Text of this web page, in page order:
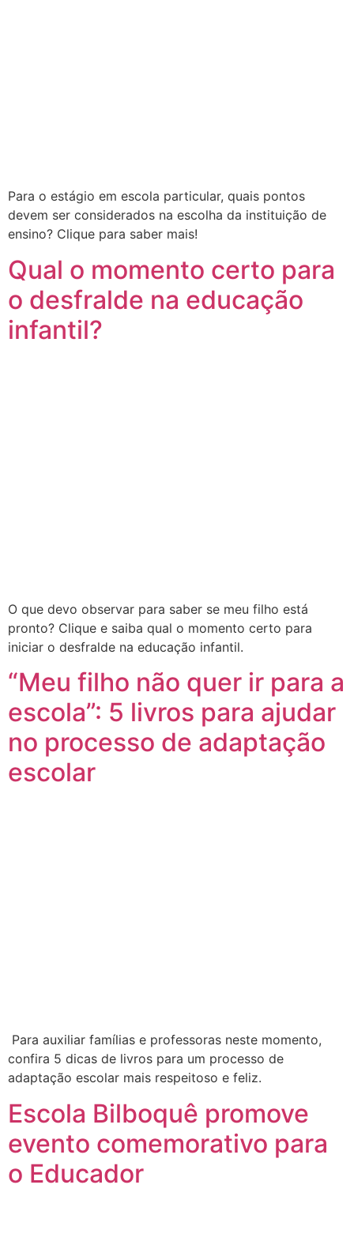
Para o estágio em escola particular, quais pontos
devem ser considerados na escolha da instituição de
ensino? Clique para saber mais!
Qual o momento certo para
o desfralde na educação
infantil?
O que devo observar para saber se meu filho está
pronto? Clique e saiba qual o momento certo para
iniciar o desfralde na educação infantil.
“Meu filho não quer ir para a
escola”: 5 livros para ajudar
no processo de adaptação
escolar
Para auxiliar famílias e professoras neste momento,
confira 5 dicas de livros para um processo de
adaptação escolar mais respeitoso e feliz.
Escola Bilboquê promove
evento comemorativo para
o Educador